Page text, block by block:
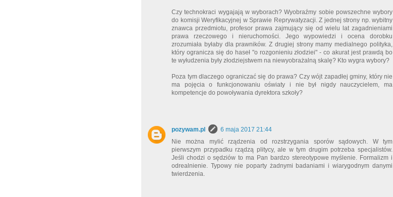
Czy technokraci wygajają w wyborach? Wyobraźmy sobie powszechne wybory
do komisji Weryfikacyjnej w Sprawie Reprywatyzacji. Z jednej strony np. wybitny
znawca przedmiotu, profesor prawa zajmujący się od wielu lat zagadnieniami
prawa rzeczowego i nieruchomości. Jego wypowiedzi i ocena dorobku
zrozumiała byłaby dla prawników. Z drugiej strony mamy medialnego polityka,
który ogranicza się do haseł "o rozgonieniu złodziei" - co akurat jest prawdą bo
te wyłudzenia były złodziejstwem na niewyobrażalną skalę? Kto wygra wybory?
Poza tym dlaczego ograniczać się do prawa? Czy wójt zapadłej gminy, który nie
ma pojęcia o funkcjonowaniu oświaty i nie był nigdy nauczycielem, ma
kompetencje do powoływania dyrektora szkoły?
pozywam.pl
6 maja 2017 21:44
Nie można mylić rządzenia od rozstrzygania sporów sądowych. W tym
pierwszym przypadku rządzą plitycy, ale w tym drugim potrzeba specjalistów.
Jeśli chodzi o sędziów to ma Pan bardzo stereotypowe myślenie. Formalizm i
odrealnienie. Typowy nie poparty żadnymi badaniami i wiarygodnym danymi
twierdzenia.